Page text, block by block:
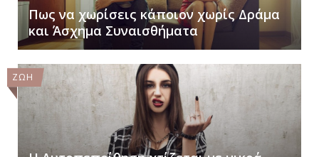
Πως να χωρίσεις κάποιον χωρίς Δράμα
και Άσχημα Συναισθήματα
ΖΩΗ